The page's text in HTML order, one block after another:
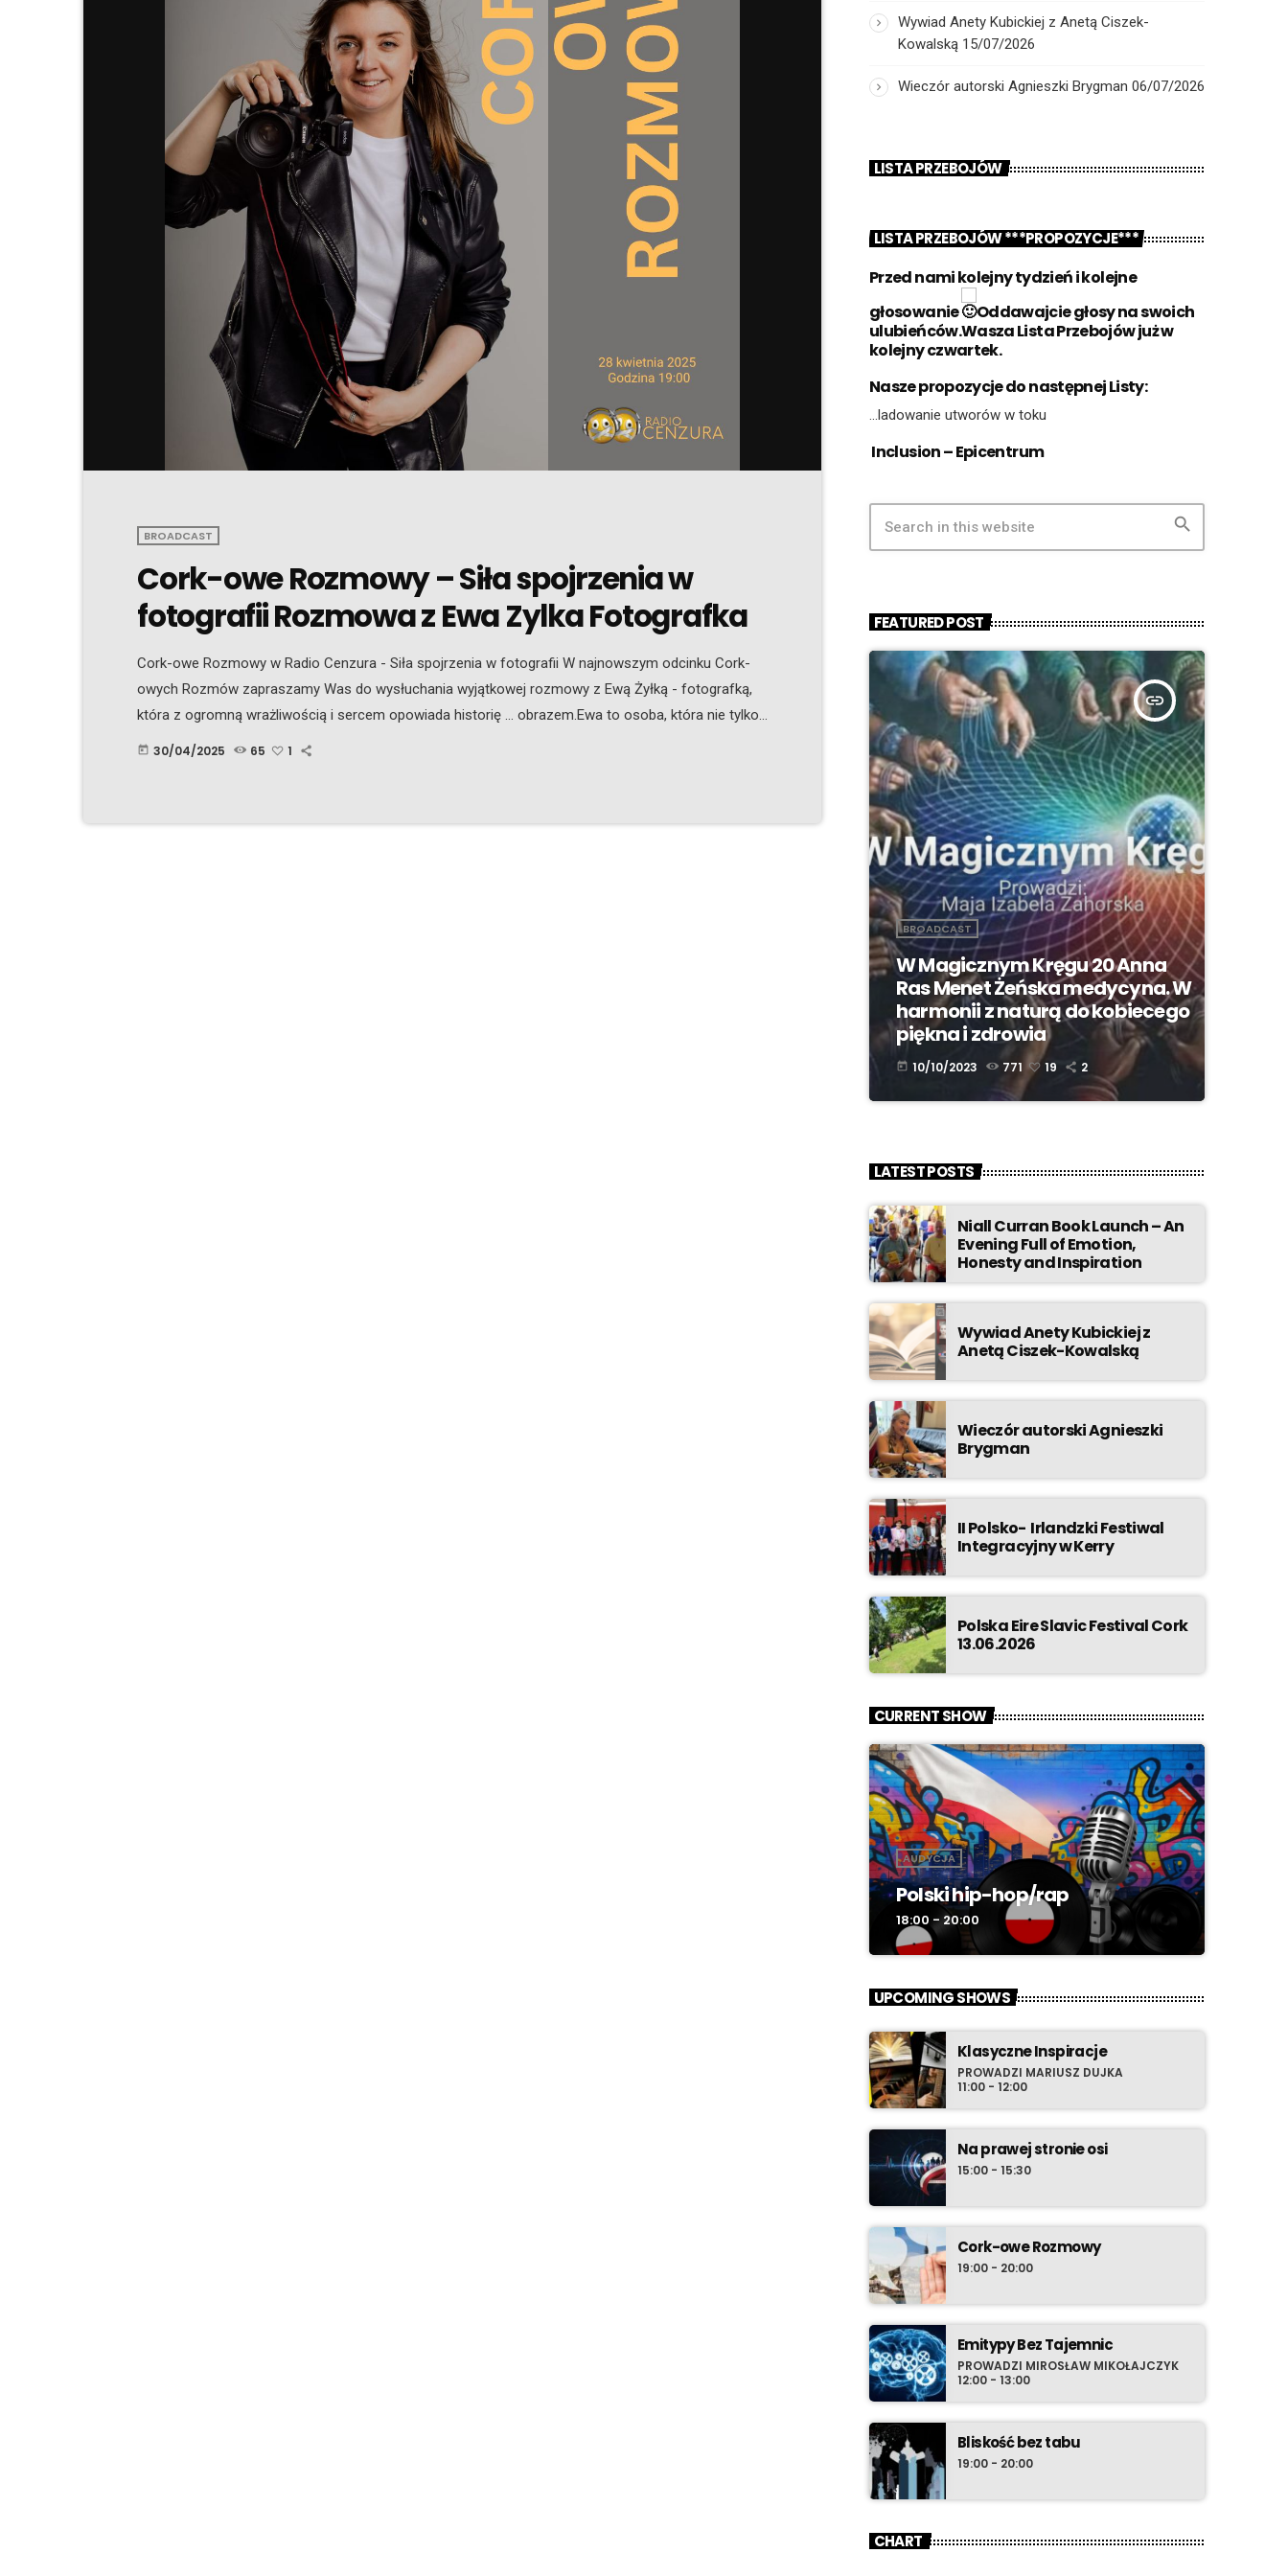
BROADCAST
Cork-owe Rozmowy – Siła spojrzenia w
fotografii Rozmowa z Ewa Zylka Fotografka
Cork-owe Rozmowy w Radio Cenzura - Siła spojrzenia w fotografii W najnowszym odcinku Cork-
owych Rozmów zapraszamy Was do wysłuchania wyjątkowej rozmowy z Ewą Żyłką - fotografką,
która z ogromną wrażliwością i sercem opowiada historię … obrazem.Ewa to osoba, która nie tylko
“robi zdjęcia”, ona tworzy przestrzeń, w której człowiek może się otworzyć, poczuć bezpiecznie i
today 30/04/2025 65 1
Wywiad Anety Kubickiej z Anetą Ciszek-
Kowalską 15/07/2026
Wieczór autorski Agnieszki Brygman 06/07/2026
LISTA PRZEBOJÓW
LISTA PRZEBOJÓW ***PROPOZYCJE***
Przed nami kolejny tydzień i kolejne
głosowanie
Oddawajcie głosy na swoich
ulubieńców.Wasza Lista Przebojów już w
kolejny czwartek.
Nasze propozycje do następnej Listy:
…ladowanie utworów w toku
Inclusion – Epicentrum
search
FEATURED POST
insert_link
BROADCAST
W Magicznym Kręgu 20 Anna
Ras Menet Żeńska medycyna. W
harmonii z naturą do kobiecego
piękna i zdrowia
today 10/10/2023 771 19 2
LATEST POSTS
Niall Curran Book Launch – An
Evening Full of Emotion,
Honesty and Inspiration
Wywiad Anety Kubickiej z
Anetą Ciszek-Kowalską
Wieczór autorski Agnieszki
Brygman
II Polsko- Irlandzki Festiwal
Integracyjny w Kerry
Polska Eire Slavic Festival Cork
13.06.2026
CURRENT SHOW
AUDYCJA
Polski hip-hop/rap
18:00 - 20:00
UPCOMING SHOWS
Klasyczne Inspiracje
PROWADZI MARIUSZ DUJKA
11:00 - 12:00
Na prawej stronie osi
15:00 - 15:30
Cork-owe Rozmowy
19:00 - 20:00
Emitypy Bez Tajemnic
PROWADZI MIROSŁAW MIKOŁAJCZYK
12:00 - 13:00
Bliskość bez tabu
19:00 - 20:00
CHART